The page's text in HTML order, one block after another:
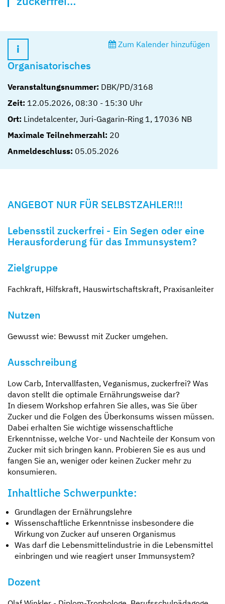
Zum Kalender hinzufügen
Organisatorisches
Veranstaltungsnummer: DBK/PD/3168
Zeit: 12.05.2026, 08:30 - 15:30 Uhr
Ort: Lindetalcenter, Juri-Gagarin-Ring 1, 17036 NB
Maximale Teilnehmerzahl: 20
Anmeldeschluss: 05.05.2026
ANGEBOT NUR FÜR SELBSTZAHLER!!!
Lebensstil zuckerfrei - Ein Segen oder eine
Herausforderung für das Immunsystem?
Zielgruppe
Fachkraft, Hilfskraft, Hauswirtschaftskraft, Praxisanleiter
Nutzen
Gewusst wie: Bewusst mit Zucker umgehen.
Ausschreibung
Low Carb, Intervallfasten, Veganismus, zuckerfrei? Was
davon stellt die optimale Ernährungsweise dar?
In diesem Workshop erfahren Sie alles, was Sie über
Zucker und die Folgen des Überkonsums wissen müssen.
Dabei erhalten Sie wichtige wissenschaftliche
Erkenntnisse, welche Vor- und Nachteile der Konsum von
Zucker mit sich bringen kann. Probieren Sie es aus und
fangen Sie an, weniger oder keinen Zucker mehr zu
konsumieren.
Inhaltliche Schwerpunkte:
Grundlagen der Ernährungslehre
Wissenschaftliche Erkenntnisse insbesondere die
Wirkung von Zucker auf unseren Organismus
Was darf die Lebensmittelindustrie in die Lebensmittel
einbringen und wie reagiert unser Immunsystem?
Dozent